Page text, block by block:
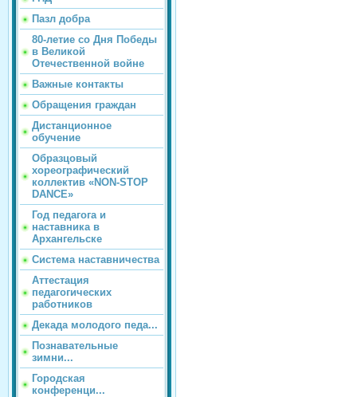
Пазл добра
80-летие со Дня Победы
в Великой
Отечественной войне
Важные контакты
Обращения граждан
Дистанционное
обучение
Образцовый
хореографический
коллектив «NON-STOP
DANCE»
Год педагога и
наставника в
Архангельске
Система наставничества
Аттестация
педагогических
работников
Декада молодого педа...
Познавательные
зимни...
Городская
конференци...